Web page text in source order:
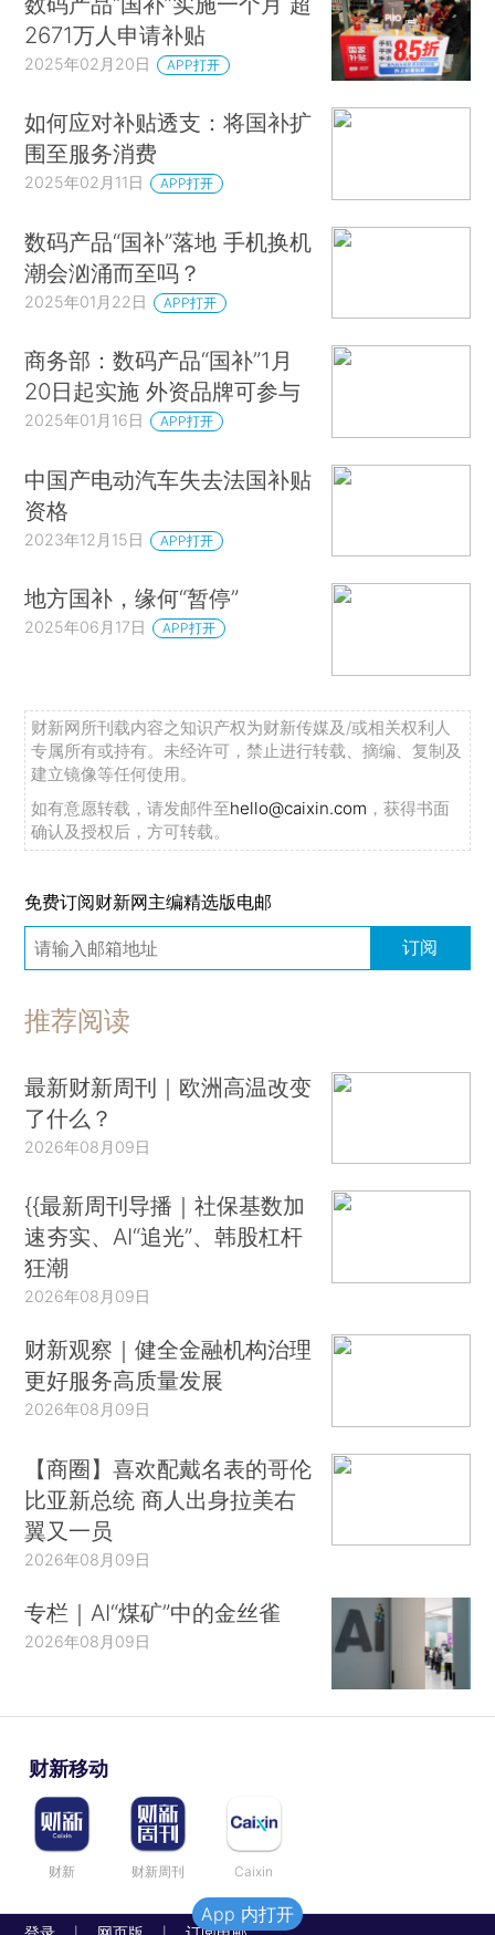
2671万人申请补贴
2025年02月20日 APP打开
如何应对补贴透支：将国补扩
围至服务消费
2025年02月11日 APP打开
数码产品“国补”落地 手机换机
潮会汹涌而至吗？
2025年01月22日 APP打开
商务部：数码产品“国补”1月
20日起实施 外资品牌可参与
2025年01月16日 APP打开
中国产电动汽车失去法国补贴
资格
2023年12月15日 APP打开
地方国补，缘何“暂停”
2025年06月17日 APP打开
财新网所刊载内容之知识产权为财新传媒及/或相关权利人
专属所有或持有。未经许可，禁止进行转载、摘编、复制及
建立镜像等任何使用。
如有意愿转载，请发邮件至hello@caixin.com ，获得书面
确认及授权后，方可转载。
免费订阅财新网主编精选版电邮
订阅
推荐阅读
最新财新周刊｜欧洲高温改变
了什么？
2026年08月09日
{{最新周刊导播｜社保基数加
速夯实、AI“追光”、韩股杠杆
狂潮
2026年08月09日
财新观察｜健全金融机构治理
更好服务高质量发展
2026年08月09日
【商圈】喜欢配戴名表的哥伦
比亚新总统 商人出身拉美右
翼又一员
2026年08月09日
专栏｜AI“煤矿”中的金丝雀
2026年08月09日
财新移动
财新 财新周刊 Caixin
App 内打开